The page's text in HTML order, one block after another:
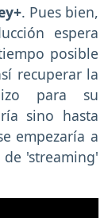
. Pues bien,
espera
posible
recuperar la
para su
sino hasta
empezaría a
'streaming'